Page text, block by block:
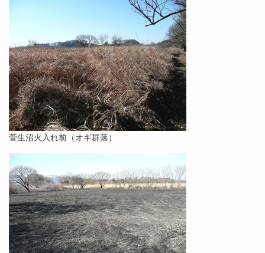
菅生沼火入れ前（オギ群落）